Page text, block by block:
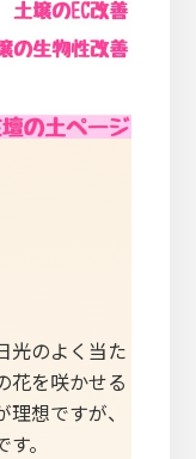
光のよく当た
花を咲かせる
想ですが、
。